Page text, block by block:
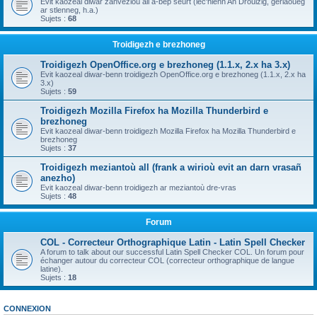
ar stlenneg, h.a.)
Sujets : 68
Troidigezh e brezhoneg
Troidigezh OpenOffice.org e brezhoneg (1.1.x, 2.x ha 3.x)
Evit kaozeal diwar-benn troidigezh OpenOffice.org e brezhoneg (1.1.x, 2.x ha
3.x)
Sujets : 59
Troidigezh Mozilla Firefox ha Mozilla Thunderbird e
brezhoneg
Evit kaozeal diwar-benn troidigezh Mozilla Firefox ha Mozilla Thunderbird e
brezhoneg
Sujets : 37
Troidigezh meziantoù all (frank a wirioù evit an darn vrasañ
anezho)
Evit kaozeal diwar-benn troidigezh ar meziantoù dre-vras
Sujets : 48
Forum
COL - Correcteur Orthographique Latin - Latin Spell Checker
A forum to talk about our successful Latin Spell Checker COL. Un forum pour
échanger autour du correcteur COL (correcteur orthographique de langue
latine).
Sujets : 18
CONNEXION